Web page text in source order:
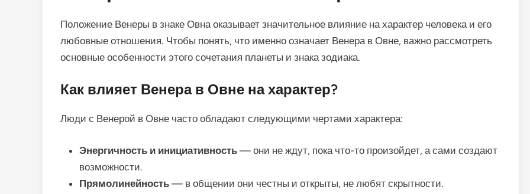
Положение Венеры в знаке Овна оказывает значительное влияние на характер человека и его
любовные отношения. Чтобы понять, что именно означает Венера в Овне, важно рассмотреть
основные особенности этого сочетания планеты и знака зодиака.
Как влияет Венера в Овне на характер?
Люди с Венерой в Овне часто обладают следующими чертами характера:
Энергичность и инициативность — они не ждут, пока что-то произойдет, а сами создают
возможности.
Прямолинейность — в общении они честны и открыты, не любят скрытности.